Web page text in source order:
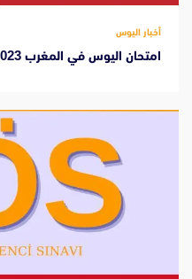
أخبار اليوس
امتحان اليوس في المغرب 2023